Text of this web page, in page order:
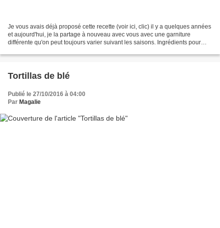
Je vous avais déjà proposé cette recette (voir ici, clic) il y a quelques années
et aujourd'hui, je la partage à nouveau avec vous avec une garniture
différente qu'on peut toujours varier suivant les saisons. Ingrédients pour
Tortillas de blé
Publié le 27/10/2016 à 04:00
Par Magalie